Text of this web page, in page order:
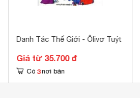
Danh Tác Thế Giới - Ôlivơ Tuýt
Giá từ 35.700 đ
Có 3 nơi bán